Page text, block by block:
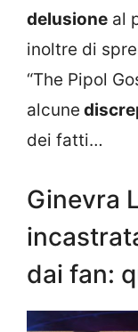
delusione al
inoltre di
“The Pipol
alcune
dei fatti…
Ginevra
dai fan: